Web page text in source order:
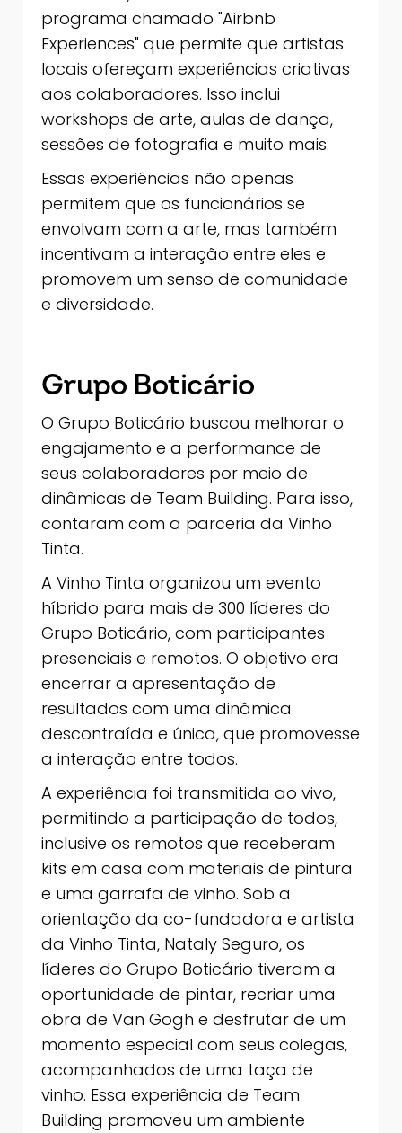
programa chamado "Airbnb
Experiences" que permite que artistas
locais ofereçam experiências criativas
aos colaboradores. Isso inclui
workshops de arte, aulas de dança,
sessões de fotografia e muito mais.
Essas experiências não apenas
permitem que os funcionários se
envolvam com a arte, mas também
incentivam a interação entre eles e
promovem um senso de comunidade
e diversidade.
Grupo Boticário
O Grupo Boticário buscou melhorar o
engajamento e a performance de
seus colaboradores por meio de
dinâmicas de Team Building. Para isso,
contaram com a parceria da Vinho
Tinta.
A Vinho Tinta organizou um evento
híbrido para mais de 300 líderes do
Grupo Boticário, com participantes
presenciais e remotos. O objetivo era
encerrar a apresentação de
resultados com uma dinâmica
descontraída e única, que promovesse
a interação entre todos.
A experiência foi transmitida ao vivo,
permitindo a participação de todos,
inclusive os remotos que receberam
kits em casa com materiais de pintura
e uma garrafa de vinho. Sob a
orientação da co-fundadora e artista
da Vinho Tinta, Nataly Seguro, os
líderes do Grupo Boticário tiveram a
oportunidade de pintar, recriar uma
obra de Van Gogh e desfrutar de um
momento especial com seus colegas,
acompanhados de uma taça de
vinho. Essa experiência de Team
Building promoveu um ambiente